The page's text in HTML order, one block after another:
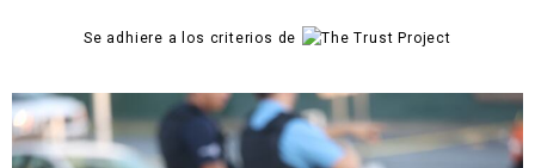
Se adhiere a los criterios de